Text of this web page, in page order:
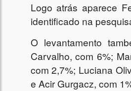
Logo atrás aparece
identificado na
O levantamento
Carvalho, com 6%;
com 2,7%; Luciana
e Acir Gurgacz, com